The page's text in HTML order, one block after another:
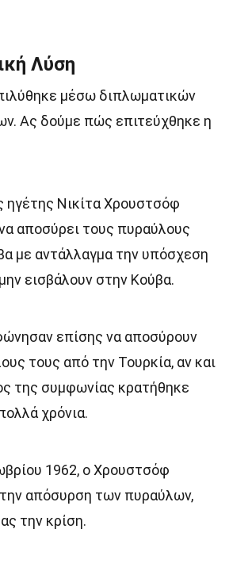
Λύση
μέσω διπλωματικών
Ας δούμε πώς επιτεύχθηκε η
ηγέτης Νικίτα Χρουστσόφ
αποσύρει τους πυραύλους
με αντάλλαγμα την υπόσχεση
εισβάλουν στην Κούβα.
επίσης να αποσύρουν
τους από την Τουρκία, αν και
της συμφωνίας κρατήθηκε
χρόνια.
1962, ο Χρουστσόφ
απόσυρση των πυραύλων,
την κρίση.